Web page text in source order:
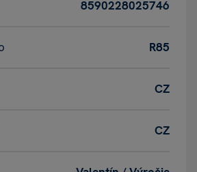
8590228025746
R85
CZ
CZ